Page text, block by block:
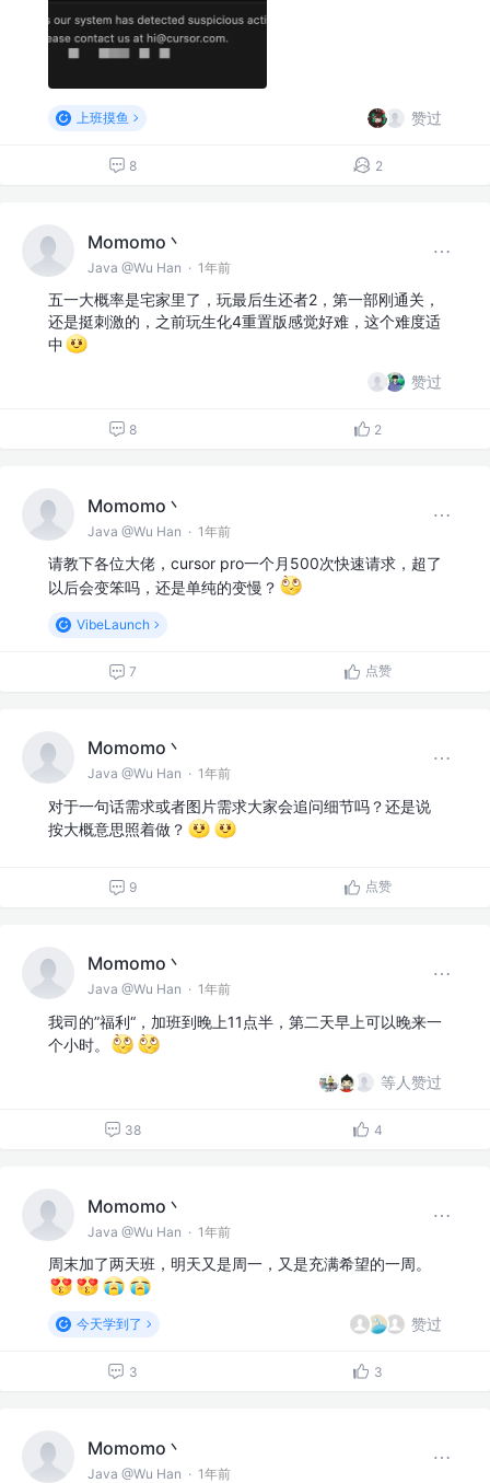
上班摸鱼 赞过
8 2
Momomo丶
Java @Wu Han · 1年前
五一大概率是宅家里了，玩最后生还者2，第一部刚通关，
还是挺刺激的，之前玩生化4重置版感觉好难，这个难度适
中
赞过
8 2
Momomo丶
Java @Wu Han · 1年前
请教下各位大佬，cursor pro一个月500次快速请求，超了
以后会变笨吗，还是单纯的变慢？
VibeLaunch
7 点赞
Momomo丶
Java @Wu Han · 1年前
对于一句话需求或者图片需求大家会追问细节吗？还是说
按大概意思照着做？
9 点赞
Momomo丶
Java @Wu Han · 1年前
我司的”福利“，加班到晚上11点半，第二天早上可以晚来一
个小时。
等人赞过
38 4
Momomo丶
Java @Wu Han · 1年前
周末加了两天班，明天又是周一，又是充满希望的一周。
今天学到了 赞过
3 3
Momomo丶
Java @Wu Han · 1年前